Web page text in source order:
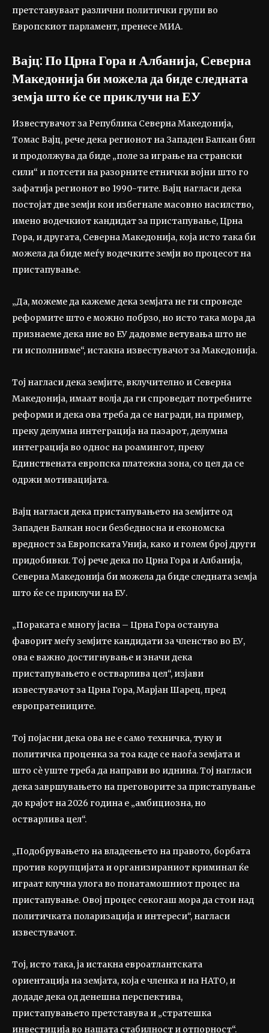
претставуваат различни политички групи во
Европскиот парламент, пренесе МИА.
Вајц: По Црна Гора и Албанија, Северна
Македонија би можела да биде следната
земја што ќе се приклучи на ЕУ
Известувачот за Република Северна Македонија,
Томас Вајц, рече дека регионот на Западен Балкан бил
и продолжува да биде „поле за играње на странски
сили“ и потсети на разорните етнички војни што го
зафатија регионот во 1990-тите. Вајц нагласи дека
постојат две земји кои избегнале масовно насилство,
имено водечкиот кандидат за пристапување, Црна
Гора, и другата, Северна Македонија, која исто така би
можела да биде меѓу водечките земји во процесот на
пристапување.
„Да, можеме да кажеме дека земјата не ги спроведе
реформите што е можно побрзо, но исто така мора да
признаеме дека ние во ЕУ дадовме ветувања што не
ги исполнивме“, истакна известувачот за Македонија.
Тој нагласи дека земјите, вклучително и Северна
Македонија, имаат волја да ги спроведат потребните
реформи и дека ова треба да се награди, на пример,
преку делумна интеграција на пазарот, делумна
интеграција во однос на роамингот, преку
Единствената европска платежна зона, со цел да се
одржи мотивацијата.
Вајц нагласи дека пристапувањето на земјите од
Западен Балкан носи безбедносна и економска
вредност за Европската Унија, како и голем број други
придобивки. Тој рече дека по Црна Гора и Албанија,
Северна Македонија би можела да биде следната земја
што ќе се приклучи на ЕУ.
„Пораката е многу јасна – Црна Гора останува
фаворит меѓу земјите кандидати за членство во ЕУ,
ова е важно достигнување и значи дека
пристапувањето е остварлива цел“, изјави
известувачот за Црна Гора, Марјан Шарец, пред
европратениците.
Тој појасни дека ова не е само техничка, туку и
политичка проценка за тоа каде се наоѓа земјата и
што сè уште треба да направи во иднина. Тој нагласи
дека завршувањето на преговорите за пристапување
до крајот на 2026 година е „амбициозна, но
остварлива цел“.
„Подобрувањето на владеењето на правото, борбата
против корупцијата и организираниот криминал ќе
играат клучна улога во понатамошниот процес на
пристапување. Овој процес секогаш мора да стои над
политичката поларизација и интереси“, нагласи
известувачот.
Тој, исто така, ја истакна евроатлантската
ориентација на земјата, која е членка и на НАТО, и
додаде дека од денешна перспектива,
пристапувањето претставува и „стратешка
инвестиција во нашата стабилност и отпорност“.